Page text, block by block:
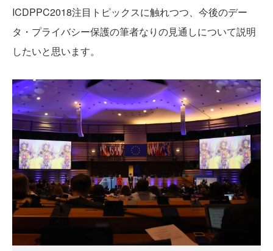
ICDPPC2018注目トピックスに触れつつ、今後のデー
タ・プライバシー保護の筆者なりの見通しについて説明
したいと思います。